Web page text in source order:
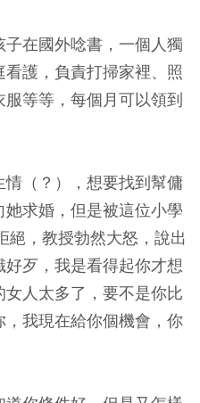
在國外唸書，一個人獨
護，負責打掃家裡、照
等等，每個月可以領到
（？），想要找到幫傭
求婚，但是被這位小學
絕，教授勃然大怒，說出
歹，我是看得起你才想
人太多了，要不是你比
我現在給你個機會，你